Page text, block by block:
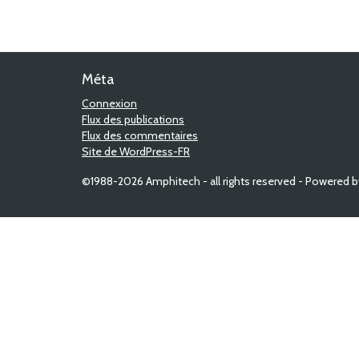
Méta
Connexion
Flux des publications
Flux des commentaires
Site de WordPress-FR
©1988-2026 Amphitech - all rights reserved - Powered